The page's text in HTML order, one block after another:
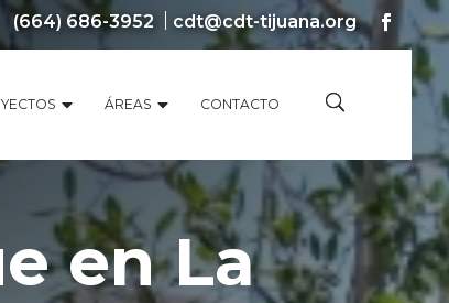
(664) 686-3952 cdt@cdt-tijuana.org
ÁREAS CONTACTO
en La